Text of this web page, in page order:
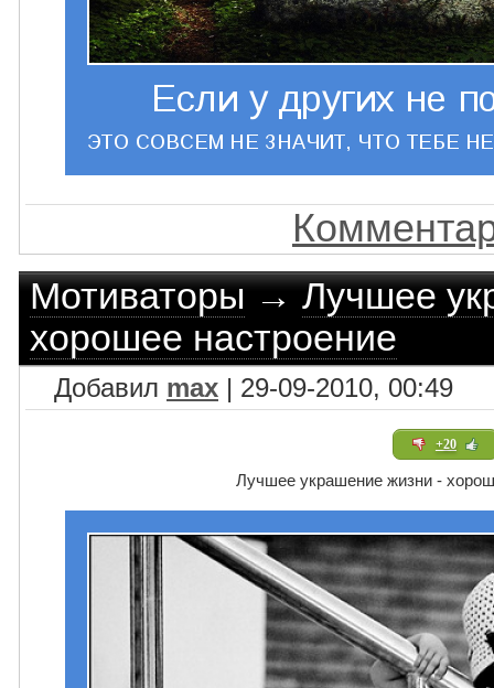
Мотиваторы→Лучшее
хорошее настроение
Добавил max | 29-09-2010, 00:49
+20
Лучшее украшение жизни -